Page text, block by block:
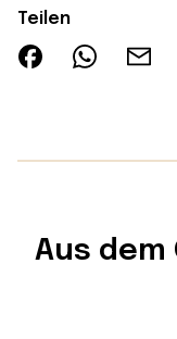
Teilen
Aus